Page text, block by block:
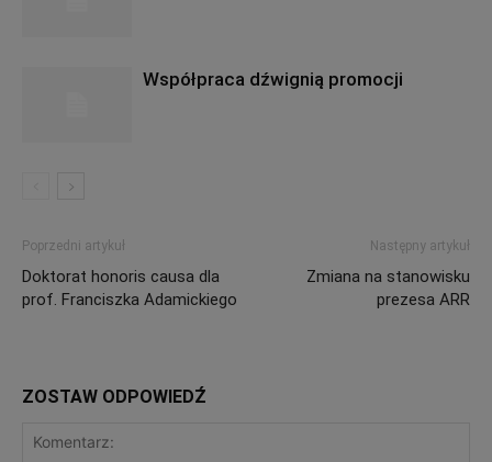
Współpraca dźwignią promocji
Poprzedni artykuł
Doktorat honoris causa dla
prof. Franciszka Adamickiego
Następny artykuł
Zmiana na stanowisku
prezesa ARR
ZOSTAW ODPOWIEDŹ